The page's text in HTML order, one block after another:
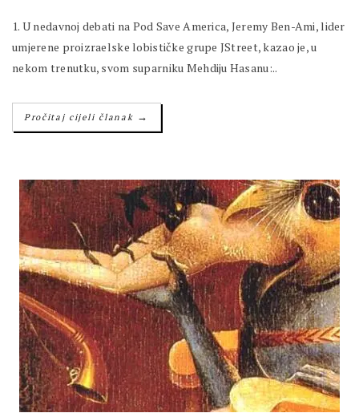
1. U nedavnoj debati na Pod Save America, Jeremy Ben-Ami, lider
umjerene proizraelske lobističke grupe JStreet, kazao je, u
nekom trenutku, svom suparniku Mehdiju Hasanu:..
Pročitaj cijeli članak →